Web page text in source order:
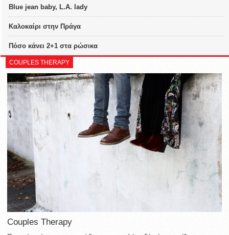
Blue jean baby, L.A. lady
Καλοκαίρι στην Πράγα
Πόσο κάνει 2+1 στα ρώσικα
COUPLES THERAPY
Couples Therapy